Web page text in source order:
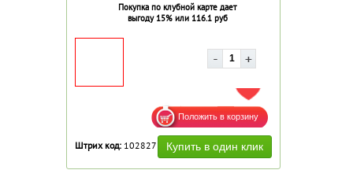
Покупка по клубной карте дает
выгоду 15% или 116.1 руб
ДОБАВИТЬ В ИЗБРАННОЕ
Штрих код: 102827